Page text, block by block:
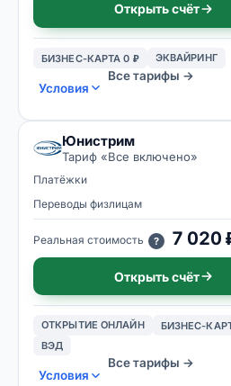
Открыть счёт
БИЗНЕС-КАРТА 0 ₽ ЭКВАЙРИНГ
Условия
Все тарифы →
Юнистрим
Тариф «Все включено»
Платёжки
Переводы физлицам
Реальная стоимость ? 7 020
Открыть счёт
ОТКРЫТИЕ ОНЛАЙН БИЗНЕС-
ВЭД
Условия
Все тарифы →